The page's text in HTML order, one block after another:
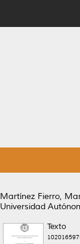
Martínez Fierro,
Universidad
Texto